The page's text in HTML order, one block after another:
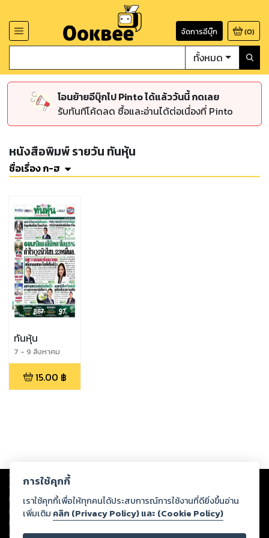
จัดการอีบุ๊ก (0)
ทั้งหมด
โอนย้ายอีบุ๊กไป Pinto ได้แล้ววันนี้ กดเลย
รับทันทีโค้ดลด ซื้อและอ่านได้ต่อเนื่องที่ Pinto
หนังสือพิมพ์ รายวัน ทันหุ้น
ชื่อเรื่อง ก-ฮ
ทันหุ้น
7 - 9 สิงหาคม
2569
15.00 ฿
Copyright © 2026
ต่อผลงานหรือเนื้อหาใดที่อัปโหลดผ่านเว็บไซต์และปรากฏว่าละเมิดสิทธิใน
ทรัพย์สินทางปัญญาของบุคคลอื่นหรือขัดต่อกฎหมายและศีลธรรม ดังนั้น ผู้อ่าน
ทุกท่านโปรดใช้วิจารณญาณในการกลั่นกรองด้วยตนเอง และหากท่านพบว่าส่วน
หนึ่งส่วนใดขัดต่อกฎหมายและศีลธรรม กรุณาแจ้งมายังบริษัท เพื่อทีมงานจะได้
ดำเนินการในทันที ทั้งนี้ ทางสตอรี่ล็อกขอสงวนลิขสิทธิ์ตามพระราชบัญญัติ
การใช้คุกกี้
เราใช้คุกกี้เพื่อให้ทุกคนได้ประสบการณ์การใช้งานที่ดียิ่งขึ้นอ่าน
เพิ่มเติม คลิก (Privacy Policy) และ (Cookie Policy)